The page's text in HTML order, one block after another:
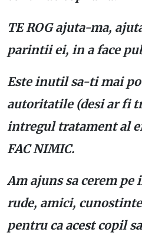
TE ROG ajuta-ma,
parintii ei, in a face
Este inutil sa-ti mai
autoritatile (desi ar fi
intregul tratament al
FAC NIMIC.
Am ajuns sa cerem
rude, amici,
pentru ca acest copil